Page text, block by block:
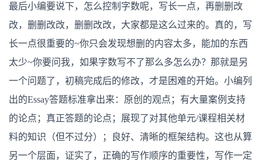
最后小编要说下，怎么控制字数呢，写长一点，再删删改
改，删删改改，删删改改，大家都是这么过来的。真的，写
长一点很重要的~你只会发现想删的内容太多，能加的东西
太少~你要问我，如果字数写不了那么多怎么办？那就是另
一个问题了，初稿完成后的修改，才是困难的开始。小编列
出的Essay答题标准拿出来：原创的观点；有大量案例支持
的论点；真正答题的论点；展现了对其他单元/课程相关材
料的知识（但不过分）；良好、清晰的框架结构。这也从算
另一个层面，证实了，正确的写作顺序的重要性，写作一定